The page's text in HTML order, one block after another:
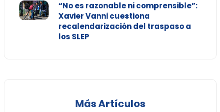
“No es razonable ni comprensible”:
Xavier Vanni cuestiona
recalendarización del traspaso a
los SLEP
Más Artículos